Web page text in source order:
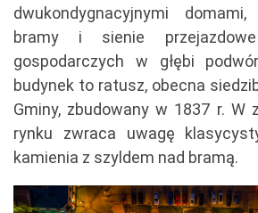
dwukondygnacyjnymi
bramy i sienie
gospodarczych w głębi
budynek to ratusz, obecna
Gminy, zbudowany w 1837 r. W
rynku zwraca uwagę
kamienia z szyldem nad bramą.